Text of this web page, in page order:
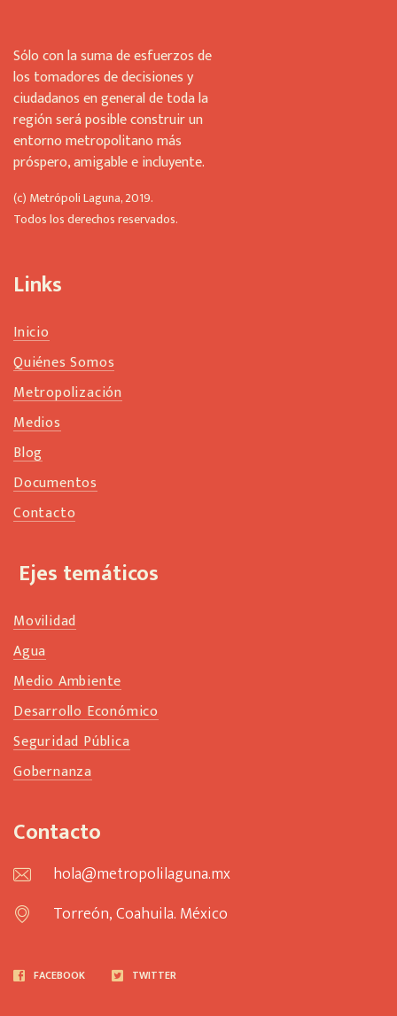
Sólo con la suma de esfuerzos de
los tomadores de decisiones y
ciudadanos en general de toda la
región será posible construir un
entorno metropolitano más
próspero, amigable e incluyente.
(c) Metrópoli Laguna, 2019.
Todos los derechos reservados.
Links
Inicio
Quiénes Somos
Metropolización
Medios
Blog
Documentos
Contacto
Ejes temáticos
Movilidad
Agua
Medio Ambiente
Desarrollo Económico
Seguridad Pública
Gobernanza
Contacto
hola@metropolilaguna.mx
Torreón, Coahuila. México
FACEBOOK TWITTER